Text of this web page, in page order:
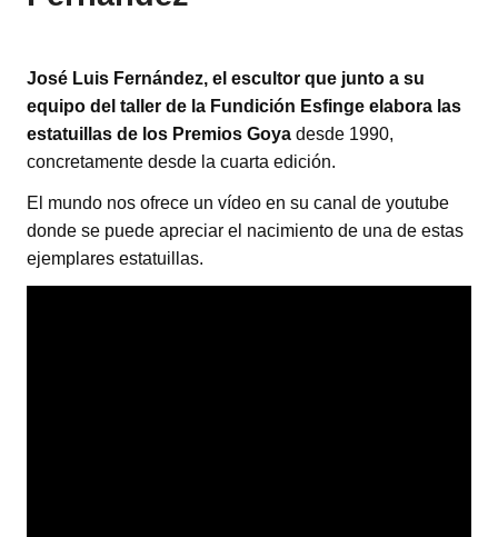
José Luis Fernández, el escultor que junto a su
equipo del taller de la Fundición Esfinge elabora las
estatuillas de los Premios Goya desde 1990,
concretamente desde la cuarta edición.
El mundo nos ofrece un vídeo en su canal de youtube
donde se puede apreciar el nacimiento de una de estas
ejemplares estatuillas.